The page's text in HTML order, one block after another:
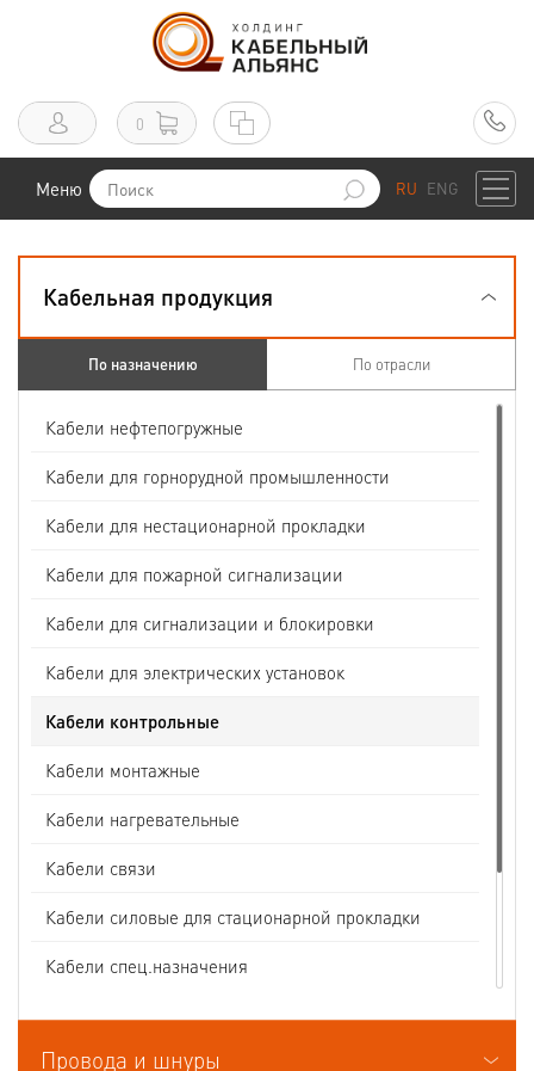
0
Меню RU ENG
Кабельная продукция
По назначению По отрасли
Кабели нефтепогружные
Кабели для горнорудной промышленности
Кабели для нестационарной прокладки
Кабели для пожарной сигнализации
Кабели для сигнализации и блокировки
Кабели для электрических установок
Кабели контрольные
Кабели монтажные
Кабели нагревательные
Кабели связи
Кабели силовые для стационарной прокладки
Кабели спец.назначения
Кабели судовые
Кабели термоэлектродные
Провода и шнуры